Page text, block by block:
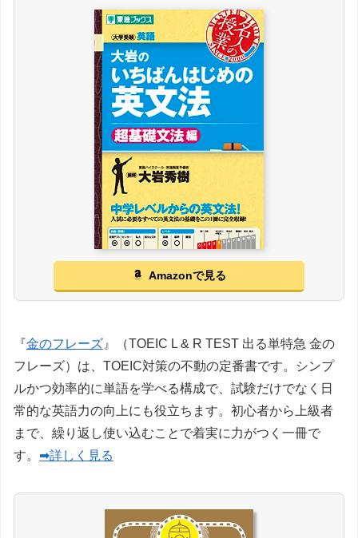
Amazonで見る
『金のフレーズ 』（TOEIC L & R TEST 出る単特急 金の
フレーズ）は、TOEIC対策の不動の定番書です。シンプ
ルかつ効率的に単語を学べる構成で、試験だけでなく日
常的な英語力の向上にも役立ちます。初心者から上級者
まで、繰り返し使い込むことで着実に力がつく一冊で
す。 ➡詳しく見る